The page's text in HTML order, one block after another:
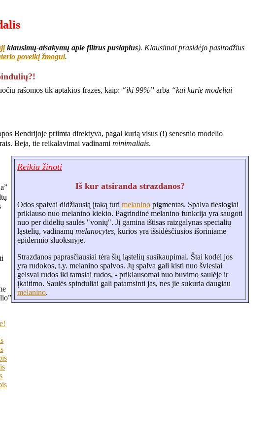
klausimų-atsakymų apie filtrus puslapius). Klausimai prasidėjo pasirodžius
poveikį žmogui.
rašomos tik aptakios frazės, kaip: “iki 99%” arba “kai kurie modeliai
Bendrijoje priimta direktyva, pagal kurią visus (!) senesnio modelio
Beja, tie reikalavimai vadinami minimaliais.
Reikia žinoti
Iš kur atsiranda strazdanos?
Odos spalvai didžiausią įtaką turi melanino pigmentas. Spalva tiesiogiai
priklauso nuo melanino kiekio. Pagrindinė melanino funkcija yra saugoti
nuo per didelių saulės "vonių". Jį gamina ištisas raizgalynas specialių
ląstelių, vadinamų melanocytes, kurios yra išsidėsčiusios išoriniame
epidermio sluoksnyje.
Strazdanos paprasčiausiai tėra šių ląstelių susikaupimai. Štai kodėl jos
yra rudokos, t.y. melanino spalvos. Jų spalva gali kisti nuo šviesiai
gelsvai rudos iki tamsiai rudos, - priklausomai nuo buvimo saulėje ir
įkaitimo. Saulės spinduliai gali patamsinti jas, nes jie sukuria daugiau
melanino.